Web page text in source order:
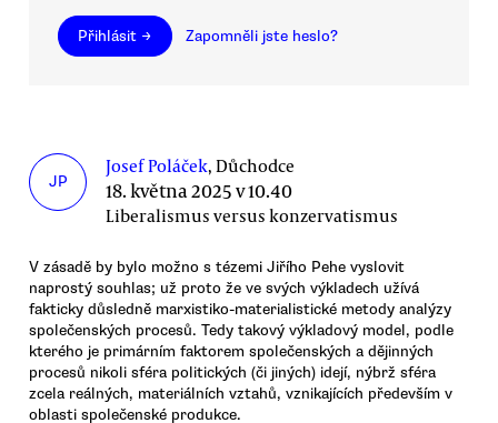
Přihlásit → Zapomněli jste heslo?
JP
Josef Poláček, Důchodce
18. května 2025 v 10.40
Liberalismus versus konzervatismus
V zásadě by bylo možno s tézemi Jiřího Pehe vyslovit
naprostý souhlas; už proto že ve svých výkladech užívá
fakticky důsledně marxistiko-materialistické metody analýzy
společenských procesů. Tedy takový výkladový model, podle
kterého je primárním faktorem společenských a dějinných
procesů nikoli sféra politických (či jiných) idejí, nýbrž sféra
zcela reálných, materiálních vztahů, vznikajících především v
oblasti společenské produkce.